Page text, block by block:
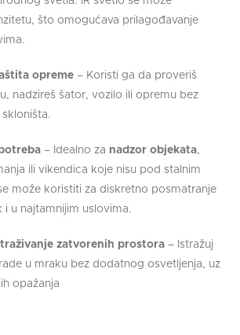
što omogućava prilagođavanje
opreme – Koristi ga da proveriš
nadzireš šator, vozilo ili opremu bez
– Idealno za nadzor objekata,
ili vikendica koje nisu pod stalnim
može koristiti za diskretno posmatranje
i u najtamnijim uslovima.
zatvorenih prostora – Istražuj
u mraku bez dodatnog osvetljenja, uz
opažanja